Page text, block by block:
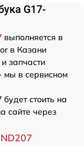
G17-
выполняется в
в Казани
запчасти
мы в сервисном
стоить на
сайте через